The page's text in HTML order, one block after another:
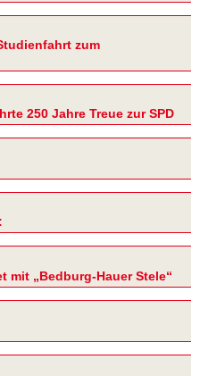
zum
250 Jahre Treue zur SPD
mit „Bedburg-Hauer Stele“